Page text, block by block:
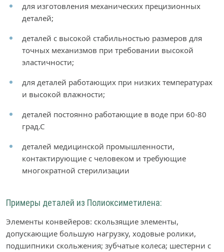
для изготовления механических прецизионных
деталей;
деталей с высокой стабильностью размеров для
точных механизмов при требовании высокой
эластичности;
для деталей работающих при низких температурах
и высокой влажности;
деталей постоянно работающие в воде при 60-80
град.С
деталей медицинской промышленности,
контактирующие с человеком и требующие
многократной стерилизации
Примеры деталей из Полиоксиметилена:
Элементы конвейеров: скользящие элементы,
допускающие большую нагрузку, ходовые ролики,
подшипники скольжения; зубчатые колеса; шестерни с